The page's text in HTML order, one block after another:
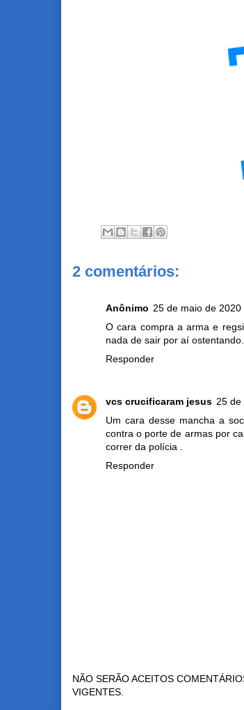
2 comentários:
Anônimo 25 de maio de 2020
O cara compra a arma e
nada de sair por aí
Responder
vcs crucificaram jesus 25 de
Um cara desse mancha a
contra o porte de armas por
correr da polícia .
Responder
NÃO SERÃO ACEITOS
VIGENTES.